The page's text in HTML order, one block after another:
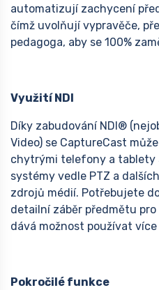
automatizují zachycení
čímž uvolňují vypravěče,
pedagoga, aby se 100%
Využití NDI
Díky zabudování NDI®
Video) se CaptureCast
chytrými telefony a tablety
systémy vedle PTZ a
zdrojů médií. Potřebujete
detailní záběr předmětu
dává možnost používat
Pokročilé funkce